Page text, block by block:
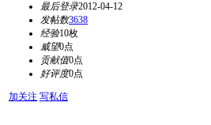
最后登录2012-04-12
发帖数3638
经验10枚
威望0点
贡献值0点
好评度0点
加关注 写私信